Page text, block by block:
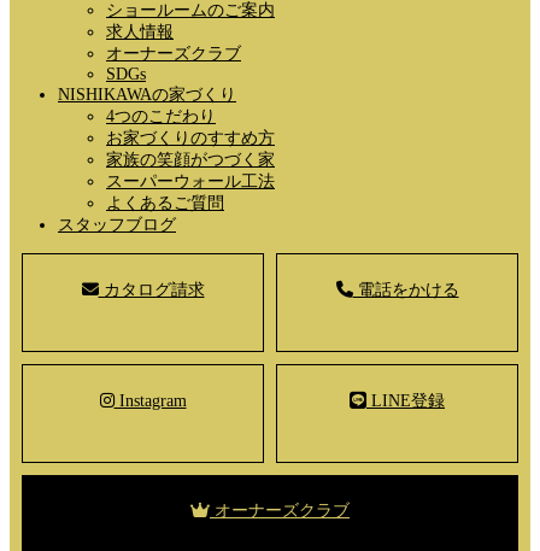
ショールームのご案内
求人情報
オーナーズクラブ
SDGs
NISHIKAWAの家づくり
4つのこだわり
お家づくりのすすめ方
家族の笑顔がつづく家
スーパーウォール工法
よくあるご質問
スタッフブログ
カタログ請求 電話をかける
Instagram LINE登録
オーナーズクラブ